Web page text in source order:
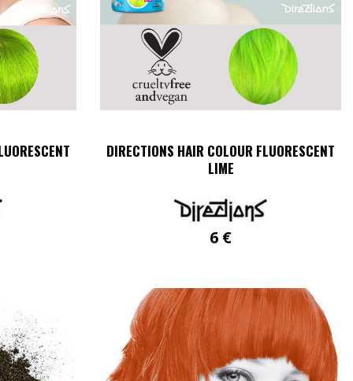
DIRECTIONS HAIR COLOUR FLUORESCENT
LIME
6 €